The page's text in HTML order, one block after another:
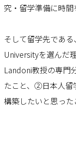
究・留学準備に時間
そして留学先であ
Universityを選んだ
Landoni教授の専門
たこと、②日本人留
構築したいと思った